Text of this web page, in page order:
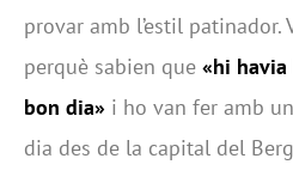
provar amb l’estil patinador.
perquè sabien que «hi
bon dia» i ho van fer amb
dia des de la capital del